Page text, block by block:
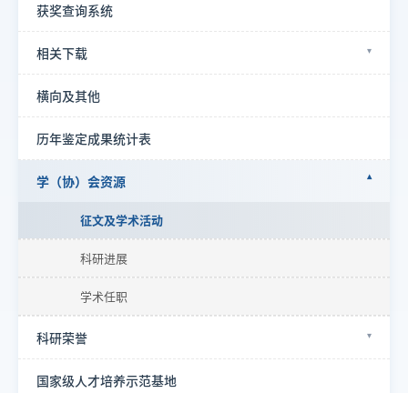
获奖查询系统
相关下载
横向及其他
历年鉴定成果统计表
学（协）会资源
征文及学术活动
科研进展
学术任职
科研荣誉
国家级人才培养示范基地